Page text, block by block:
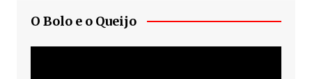
O Bolo e o Queijo